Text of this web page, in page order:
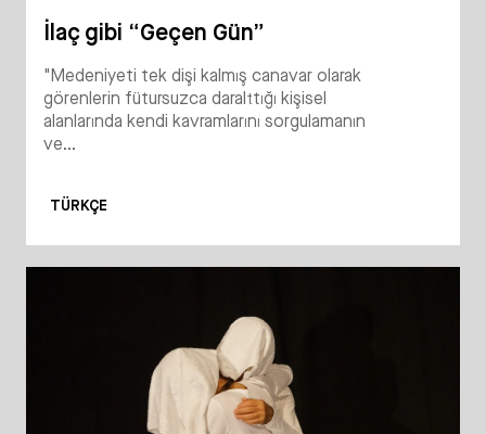
İlaç gibi “Geçen Gün”
"Medeniyeti tek dişi kalmış canavar olarak
görenlerin fütursuzca daralttığı kişisel
alanlarında kendi kavramlarını sorgulamanın
ve...
TÜRKÇE